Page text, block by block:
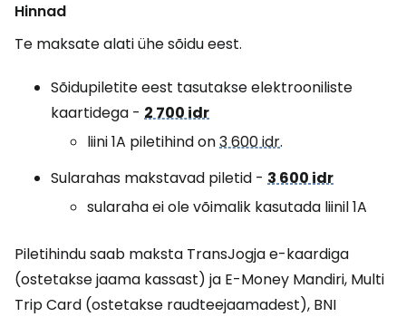
Hinnad
Te maksate alati ühe sõidu eest.
Sõidupiletite eest tasutakse elektrooniliste
kaartidega - 2 700 idr
liini 1A piletihind on3 600 idr.
Sularahas makstavad piletid - 3 600 idr
sularaha ei ole võimalik kasutada liinil 1A
Piletihindu saab maksta TransJogja e-kaardiga
(ostetakse jaama kassast) ja E-Money Mandiri, Multi
Trip Card (ostetakse raudteejaamadest), BNI